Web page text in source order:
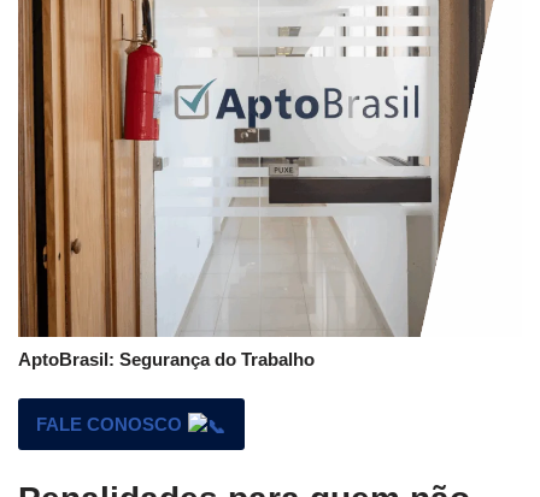
AptoBrasil: Segurança do Trabalho
FALE CONOSCO